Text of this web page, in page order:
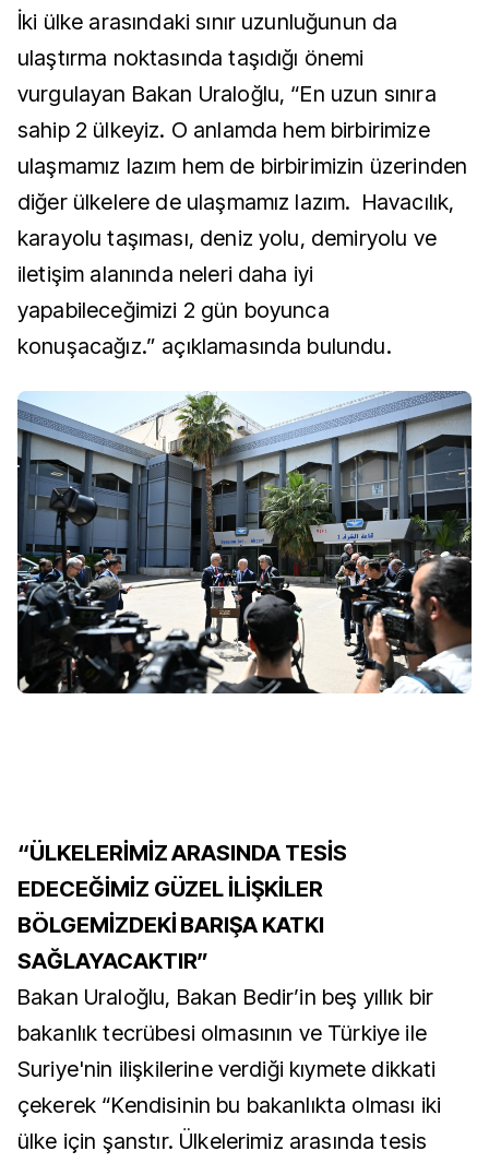
İki ülke arasındaki sınır uzunluğunun da
ulaştırma noktasında taşıdığı önemi
vurgulayan Bakan Uraloğlu, “En uzun sınıra
sahip 2 ülkeyiz. O anlamda hem birbirimize
ulaşmamız lazım hem de birbirimizin üzerinden
diğer ülkelere de ulaşmamız lazım. Havacılık,
karayolu taşıması, deniz yolu, demiryolu ve
iletişim alanında neleri daha iyi
yapabileceğimizi 2 gün boyunca
konuşacağız.” açıklamasında bulundu.
“ÜLKELERİMİZ ARASINDA TESİS
EDECEĞİMİZ GÜZEL İLİŞKİLER
BÖLGEMİZDEKİ BARIŞA KATKI
SAĞLAYACAKTIR”
Bakan Uraloğlu, Bakan Bedir’in beş yıllık bir
bakanlık tecrübesi olmasının ve Türkiye ile
Suriye'nin ilişkilerine verdiği kıymete dikkati
çekerek “Kendisinin bu bakanlıkta olması iki
ülke için şanstır. Ülkelerimiz arasında tesis